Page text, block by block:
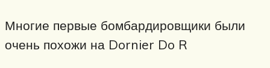
Многие первые бомбардировщики были
очень похожи на Dornier Do R